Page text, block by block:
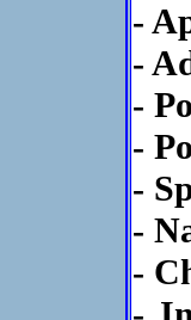
-
-
-
-
-
-
-